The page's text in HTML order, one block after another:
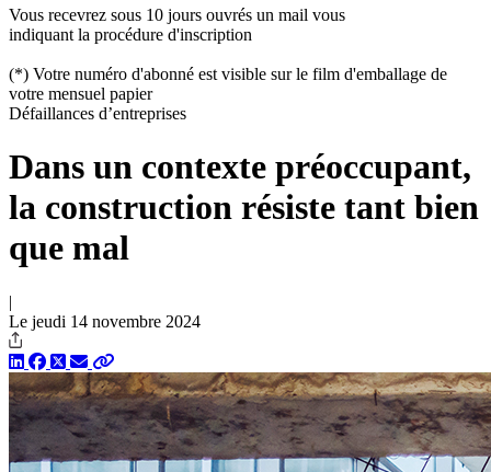
Vous recevrez sous 10 jours ouvrés un mail vous
indiquant la procédure d'inscription
(*) Votre numéro d'abonné est visible sur le film d'emballage de
votre mensuel papier
Défaillances d’entreprises
Dans un contexte préoccupant,
la construction résiste tant bien
que mal
|
Le jeudi 14 novembre 2024